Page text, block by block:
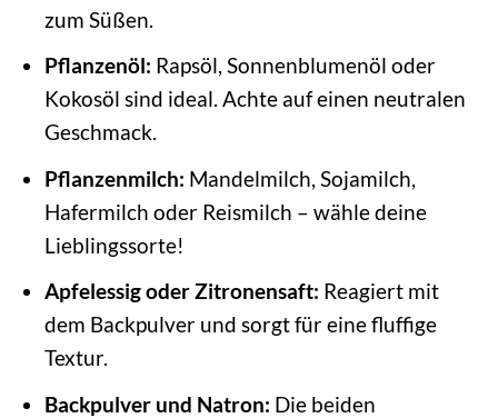
zum Süßen.
Pflanzenöl: Rapsöl, Sonnenblumenöl oder
Kokosöl sind ideal. Achte auf einen neutralen
Geschmack.
Pflanzenmilch: Mandelmilch, Sojamilch,
Hafermilch oder Reismilch – wähle deine
Lieblingssorte!
Apfelessig oder Zitronensaft: Reagiert mit
dem Backpulver und sorgt für eine fluffige
Textur.
Backpulver und Natron: Die beiden